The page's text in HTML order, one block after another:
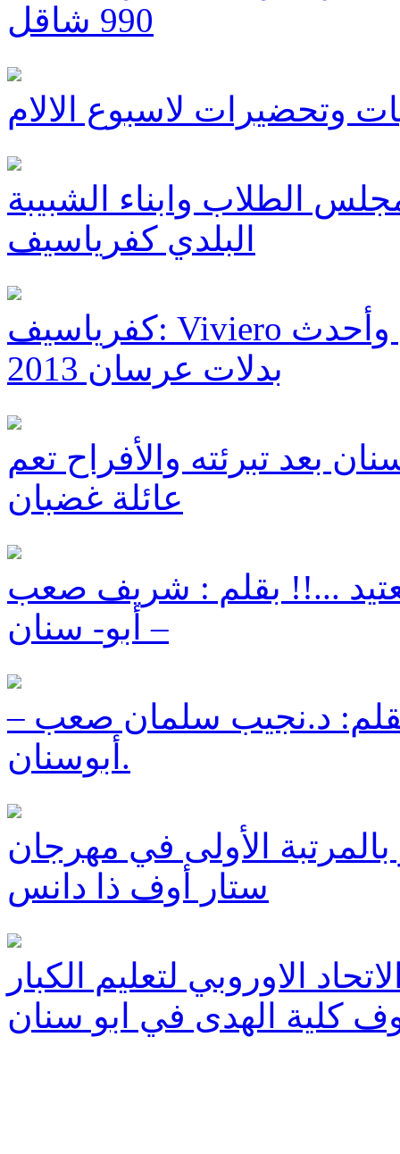
990 شاقل
وتحضيرات لاسبوع الالام
الطلاب وابناء الشبيبة
البلدي كفرياسيف
كفرياسيف: Viviero يعرض تشكيلة ضخمة لأجمل وأحدث
بدلات عرسان 2013
بعد تبرئته والأفراح تعم
عائلة غضبان
...!! بقلم : شريف صعب
– أبو- سنان
د.نجيب سلمان صعب –
أبوسنان.
الأولى في مهرجان
ستار أوف ذا دانس
الاوروبي لتعليم الكبار
كلية الهدى في ابو سنان